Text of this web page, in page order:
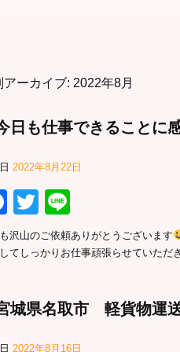
アーカイブ: 2022年8月
日も仕事できることに
2022年8月22日
Facebook
Twitter
沢山のご依頼ありがとうございます
てしっかりお仕事頑張らせていただ
城県名取市 軽貨物運
2022年8月16日